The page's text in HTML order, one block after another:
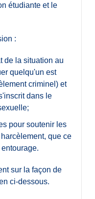
étudiante et le
:
de la situation au
quelqu'un est
criminel) et
dans le
pour soutenir les
que ce
sur la façon de
ci-dessous.